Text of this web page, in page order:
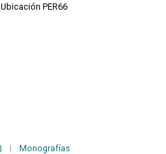
PER66
| Monografías